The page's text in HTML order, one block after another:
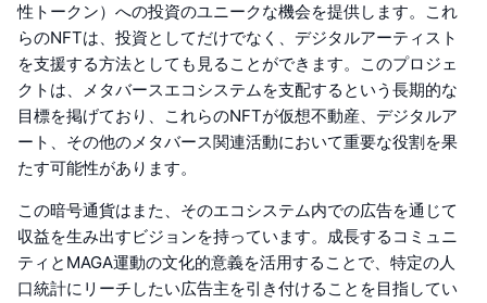
性トークン）への投資のユニークな機会を提供します。これ
らのNFTは、投資としてだけでなく、デジタルアーティスト
を支援する方法としても見ることができます。このプロジェ
クトは、メタバースエコシステムを支配するという長期的な
目標を掲げており、これらのNFTが仮想不動産、デジタルア
ート、その他のメタバース関連活動において重要な役割を果
たす可能性があります。
この暗号通貨はまた、そのエコシステム内での広告を通じて
収益を生み出すビジョンを持っています。成長するコミュニ
ティとMAGA運動の文化的意義を活用することで、特定の人
口統計にリーチしたい広告主を引き付けることを目指してい